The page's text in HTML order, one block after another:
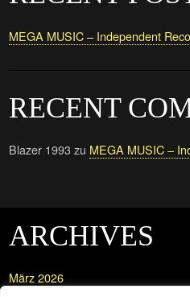
MEGA MUSIC – Independent
RECENT
Blazer 1993zu MEGA MUSIC –
ARCHIVES
März 2026